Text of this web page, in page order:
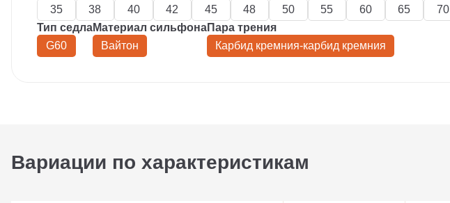
35
38 40 42 45 48 50 55 60 65 70
Тип седла
G60
Материал сильфона
Вайтон
Пара трения
Карбид кремния-карбид кремния
Вариации по характеристикам